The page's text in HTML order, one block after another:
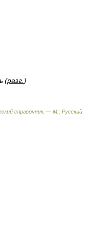
(разг. )
справочник. — М.: Русский